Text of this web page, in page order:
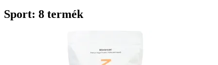
Sport: 8 termék